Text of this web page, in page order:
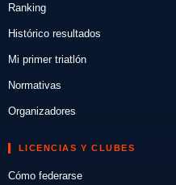
Ranking
Histórico resultados
Mi primer triatlón
Normativas
Organizadores
LICENCIAS Y CLUBES
Cómo federarse